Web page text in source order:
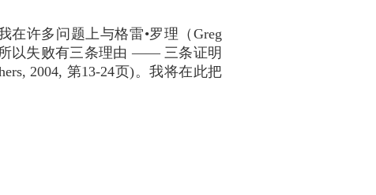
许多问题上与格雷•罗理（Greg
以失败有三条理由 —— 三条证明
2004, 第13-24页)。我将在此把